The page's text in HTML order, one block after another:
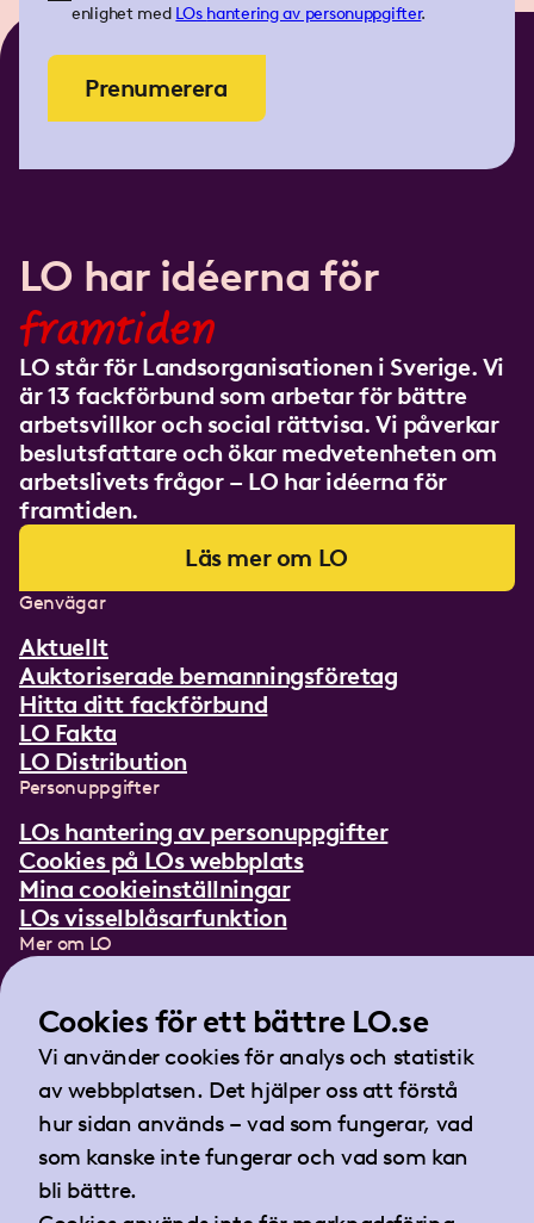
enlighet med LOs hantering av personuppgifter.
Prenumerera
LO har idéerna för
framtiden
LO står för Landsorganisationen i Sverige. Vi
är 13 fackförbund som arbetar för bättre
arbetsvillkor och social rättvisa. Vi påverkar
beslutsfattare och ökar medvetenheten om
arbetslivets frågor – LO har idéerna för
framtiden.
Läs mer om LO
Genvägar
Aktuellt
Auktoriserade bemanningsföretag
Hitta ditt fackförbund
LO Fakta
LO Distribution
Personuppgifter
LOs hantering av personuppgifter
Cookies på LOs webbplats
Mina cookieinställningar
LOs visselblåsarfunktion
Mer om LO
Lättläst om LO
Teckenspråksfilm
Tidningen Arbetet
Landsorganisationen i Sverige
Barnhusgatan 18
105 53 Stockholm
Tel:08-796 25 00
Cookies för ett bättre LO.se
Vi använder cookies för analys och statistik
av webbplatsen. Det hjälper oss att förstå
hur sidan används – vad som fungerar, vad
som kanske inte fungerar och vad som kan
bli bättre.